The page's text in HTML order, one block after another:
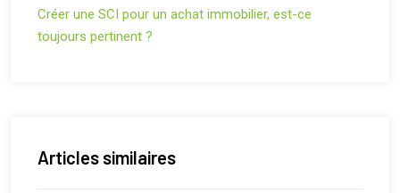
Créer une SCI pour un achat immobilier, est-ce
toujours pertinent ?
Articles similaires